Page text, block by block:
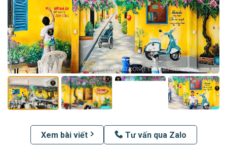
Xem bài viết Tư vấn qua Zalo